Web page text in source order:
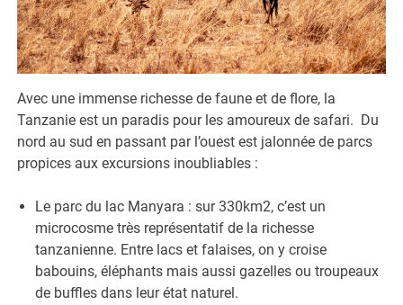
Avec une immense richesse de faune et de flore, la
Tanzanie est un paradis pour les amoureux de safari. Du
nord au sud en passant par l’ouest est jalonnée de parcs
propices aux excursions inoubliables :
Le parc du lac Manyara : sur 330km2, c’est un
microcosme très représentatif de la richesse
tanzanienne. Entre lacs et falaises, on y croise
babouins, éléphants mais aussi gazelles ou troupeaux
de buffles dans leur état naturel.